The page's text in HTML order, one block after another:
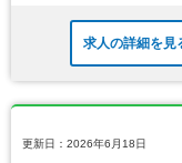
求人の詳細を見
更新日：2026年6月18日